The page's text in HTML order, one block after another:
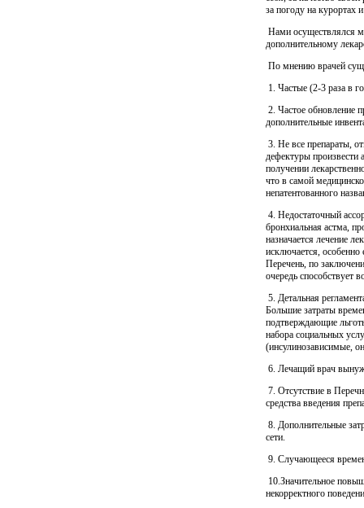
за погоду на курортах
Нами осуществлялся
дополнительному
По мнению врачей
1. Частые (2-3 раза в
2. Частое обновление
дополнительные
3. Не все препараты,
дефектуры произвести
получении
что в самой
непатентованного
4. Недостаточный
бронхиальная астма,
назначается лечение
исключается, особенно
Перечень, по
очередь способствует
5. Детальная
Большие затраты
подтверждающие
набора социальных
(инсулинозависимые,
6. Лечащий врач
7. Отсутствие в
средства введения
8. Дополнительные
сети.
9. Случающееся
10.Значительное
некорректного